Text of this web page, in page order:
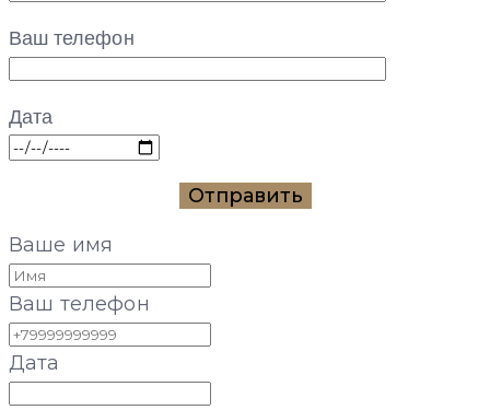
Ваш телефон
Дата
Ваше имя
Ваш телефон
Дата